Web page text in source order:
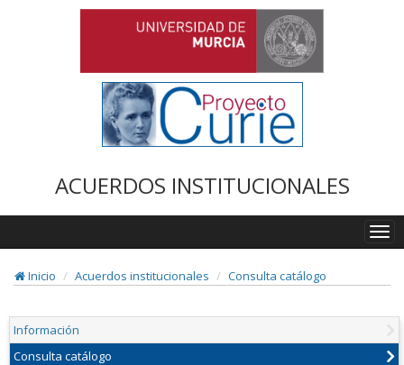
ACUERDOS INSTITUCIONALES
Inicio
Acuerdos institucionales Consulta catálogo
Información
Consulta catálogo